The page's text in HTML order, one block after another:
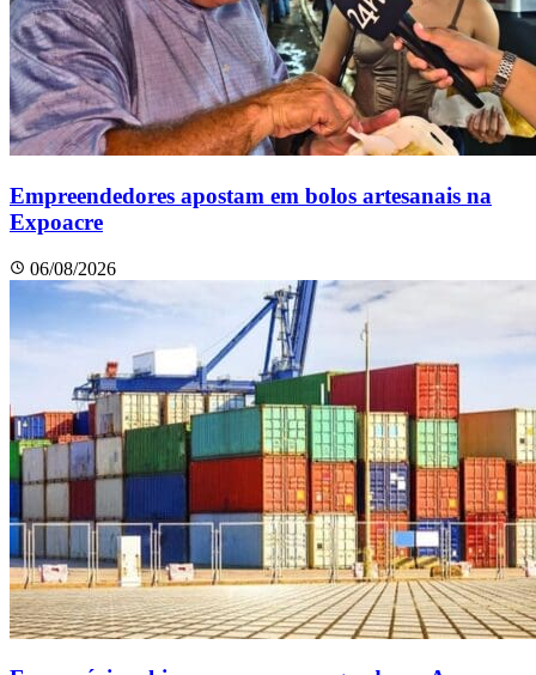
Empreendedores apostam em bolos artesanais na
Expoacre
06/08/2026